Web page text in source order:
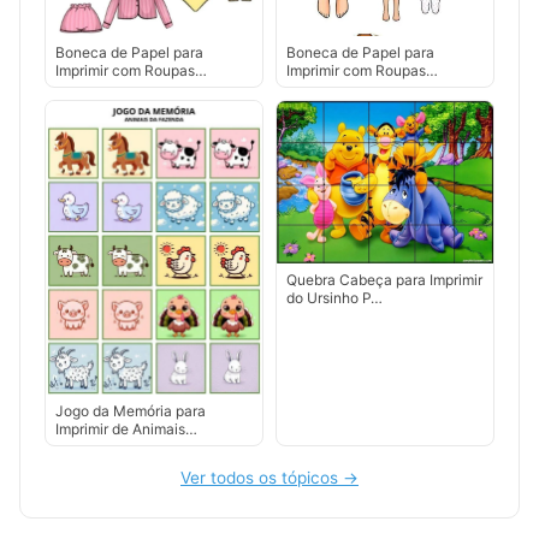
Boneca de Papel para
Imprimir com Roupas…
Boneca de Papel para
Imprimir com Roupas…
Jogo da Memória para
Imprimir de Animais…
Quebra Cabeça para Imprimir
do Ursinho P…
Ver todos os tópicos →